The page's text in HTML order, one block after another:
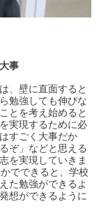
事
、壁に直面すると
勉強しても伸びな
とを考え始めると
実現するために必
すごく大事だか
ぞ」などと思える
を実現していきま
でできると、学校
た勉強ができるよ
想ができるように